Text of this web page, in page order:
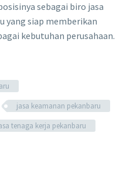
sebagai biro jasa
yang siap memberikan
kebutuhan perusahaan.
jasa keamanan pekanbaru
tenaga kerja pekanbaru